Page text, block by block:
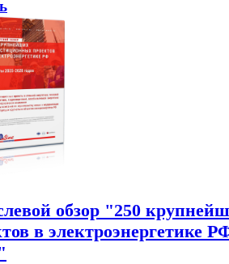
обзор "250
в электроэнергетике